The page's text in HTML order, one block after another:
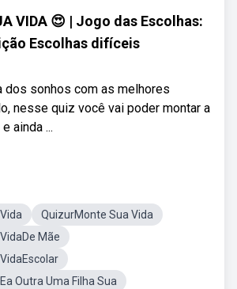
VIDA 😍 | Jogo das Escolhas:
Escolhas difíceis
dos sonhos com as melhores
nesse quiz você vai poder montar a
ainda ...
QuizurMonte Sua Vida
Mãe
Outra Uma Filha Sua